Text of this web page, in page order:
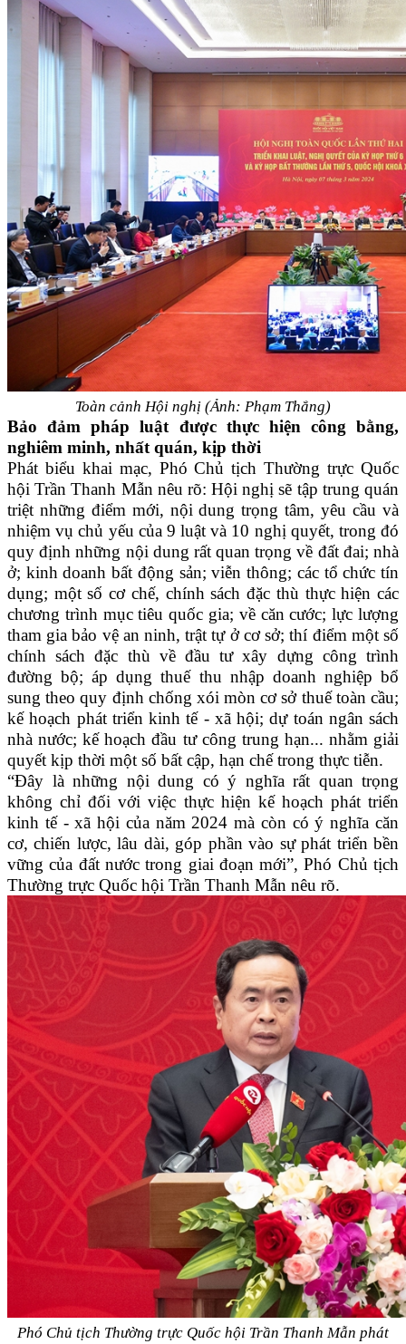
Toàn cảnh Hội nghị (Ảnh: Phạm Thắng)
Bảo đảm pháp luật được thực hiện công bằng,
nghiêm minh, nhất quán, kịp thời
Phát biểu khai mạc, Phó Chủ tịch Thường trực Quốc
hội Trần Thanh Mẫn nêu rõ: Hội nghị sẽ tập trung quán
triệt những điểm mới, nội dung trọng tâm, yêu cầu và
nhiệm vụ chủ yếu của 9 luật và 10 nghị quyết, trong đó
quy định những nội dung rất quan trọng về đất đai; nhà
ở; kinh doanh bất động sản; viễn thông; các tổ chức tín
dụng; một số cơ chế, chính sách đặc thù thực hiện các
chương trình mục tiêu quốc gia; về căn cước; lực lượng
tham gia bảo vệ an ninh, trật tự ở cơ sở; thí điểm một số
chính sách đặc thù về đầu tư xây dựng công trình
đường bộ; áp dụng thuế thu nhập doanh nghiệp bổ
sung theo quy định chống xói mòn cơ sở thuế toàn cầu;
kế hoạch phát triển kinh tế - xã hội; dự toán ngân sách
nhà nước; kế hoạch đầu tư công trung hạn... nhằm giải
quyết kịp thời một số bất cập, hạn chế trong thực tiễn.
“Đây là những nội dung có ý nghĩa rất quan trọng
không chỉ đối với việc thực hiện kế hoạch phát triển
kinh tế - xã hội của năm 2024 mà còn có ý nghĩa căn
cơ, chiến lược, lâu dài, góp phần vào sự phát triển bền
vững của đất nước trong giai đoạn mới”, Phó Chủ tịch
Thường trực Quốc hội Trần Thanh Mẫn nêu rõ.
Phó Chủ tịch Thường trực Quốc hội Trần Thanh Mẫn phát